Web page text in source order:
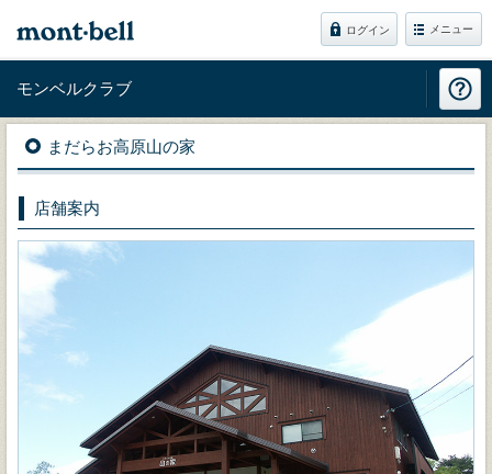
ログイン メニュー
モンベルクラブ
まだらお高原山の家
店舗案内